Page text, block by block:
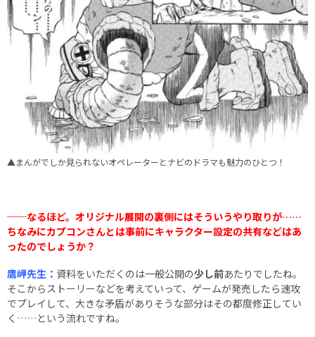
▲まんがでしか見られないオペレーターとナビのドラマも魅力のひとつ！
──なるほど。オリジナル展開の裏側にはそういうやり取りが……
ちなみにカプコンさんとは事前にキャラクター設定の共有などはあ
ったのでしょうか？
鷹岬先生： 資料をいただくのは一般公開の少し前あたりでしたね。
そこからストーリーなどを考えていって、ゲームが発売したら速攻
でプレイして、大きな矛盾がありそうな部分はその都度修正してい
く……という流れですね。